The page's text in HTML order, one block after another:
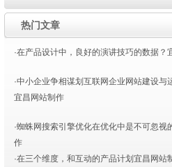
热门文章
·在产品设计中，良好的演讲技巧的数据？
·中小企业争相谋划互联网企业网站建设与
宜昌网站制作
·蜘蛛网搜索引擎优化在优化中是不可忽视
作
·在三个维度，和互动的产品计划宜昌网站